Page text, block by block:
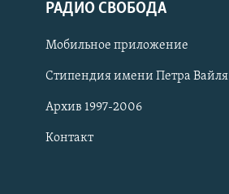
СОЦИАЛЬНЫЕ СЕТИ
РАДИО СВОБОДА
Мобильное приложение
Стипендия имени Петра Вайля
Архив 1997-2006
Контакт